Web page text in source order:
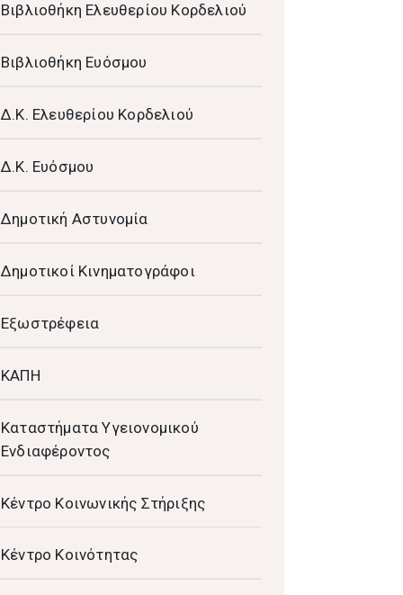
Βιβλιοθήκη Ελευθερίου Κορδελιού
Βιβλιοθήκη Ευόσμου
Δ.Κ. Ελευθερίου Κορδελιού
Δ.Κ. Ευόσμου
Δημοτική Αστυνομία
Δημοτικοί Κινηματογράφοι
Εξωστρέφεια
ΚΑΠΗ
Καταστήματα Υγειονομικού
Ενδιαφέροντος
Κέντρο Κοινωνικής Στήριξης
Κέντρο Κοινότητας